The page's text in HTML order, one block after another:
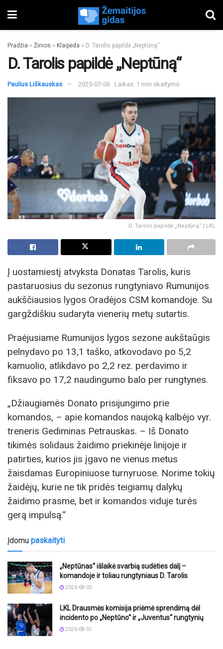
Pradžia » Žinios » Klaipėda » D. Tarolis papildė „Neptūną“
D. Tarolis papildė „Neptūną“
Paulius Liškauskas 2025-07-06 Laikas: 1 min skaitymo
D. Tarolis papildė „Neptūną“ | LKL
Į uostamiestį atvyksta Donatas Tarolis, kuris
pastaruosius du sezonus rungtyniavo Rumunijos
aukščiausios lygos Oradėjos CSM komandoje. Su
gargždiškiu sudaryta vienerių metų sutartis.
Praėjusiame Rumunijos lygos sezone aukštaūgis
pelnydavo po 13,1 taško, atkovodavo po 5,2
kamuolio, atlikdavo po 2,2 rez. perdavimo ir
fiksavo po 17,2 naudingumo balo per rungtynes.
„Džiaugiamės Donato prisijungimo prie
komandos, – apie komandos naujoką kalbėjo vyr.
treneris Gediminas Petrauskas. – Iš Donato
tikimės solidaus žaidimo priekinėje linijoje ir
patirties, kurios jis įgavo ne vienus metus
žaisdamas Europiniuose turnyruose. Norime tokių
žaidėjų, kurie ne tik pridės teigiamų dalykų
žaidimo prasme, bet ir komandos viduje turės
gerą impulsą.“
Įdomu paskaityti
„Neptūnas“ išlaikė svarbią sudėties dalį –
komandoje ir toliau rungtyniaus D. Tarolis
2026-08-03
LKL Drausmės komisija priėmė sprendimą dėl
incidento po „Neptūno“ ir „Juventus“ rungtynių
2026-08-01